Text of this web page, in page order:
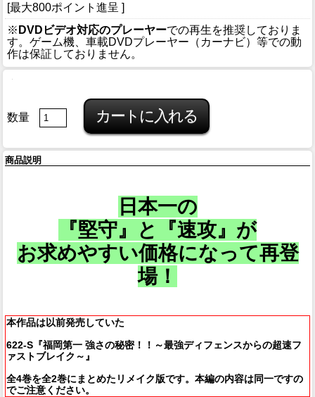
[最大800ポイント進呈 ]
※ DVDビデオ対応のプレーヤーでの再生を推奨しておりま
す。ゲーム機、車載DVDプレーヤー（カーナビ）等での動
作は保証しておりません。
数量
商品説明
日本一の
『堅守』と『速攻』が
お求めやすい価格になって再登
場！
本作品は以前発売していた
622-S『福岡第一 強さの秘密！！～最強ディフェンスからの超速フ
ァストブレイク～』
全4巻を全2巻にまとめたリメイク版です。本編の内容は同一ですの
でご注意ください。